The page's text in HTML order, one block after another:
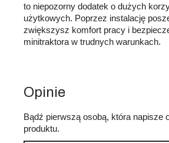
to niepozorny dodatek o dużych
użytkowych. Poprzez instalację
zwiększysz komfort pracy i
minitraktora w trudnych warunkach.
Opinie
Bądź pierwszą osobą, która napisze
produktu.